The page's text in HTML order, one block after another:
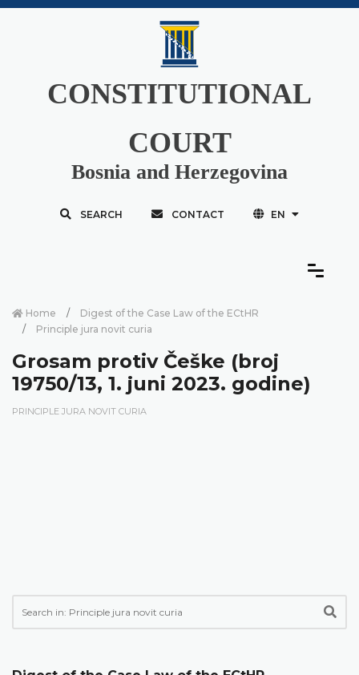
CONSTITUTIONAL
COURT
Bosnia and Herzegovina
SEARCH CONTACT EN
Home
Digest of the Case Law of the ECtHR
Principle jura novit curia
Grosam protiv Češke (broj
19750/13, 1. juni 2023. godine)
PRINCIPLE JURA NOVIT CURIA